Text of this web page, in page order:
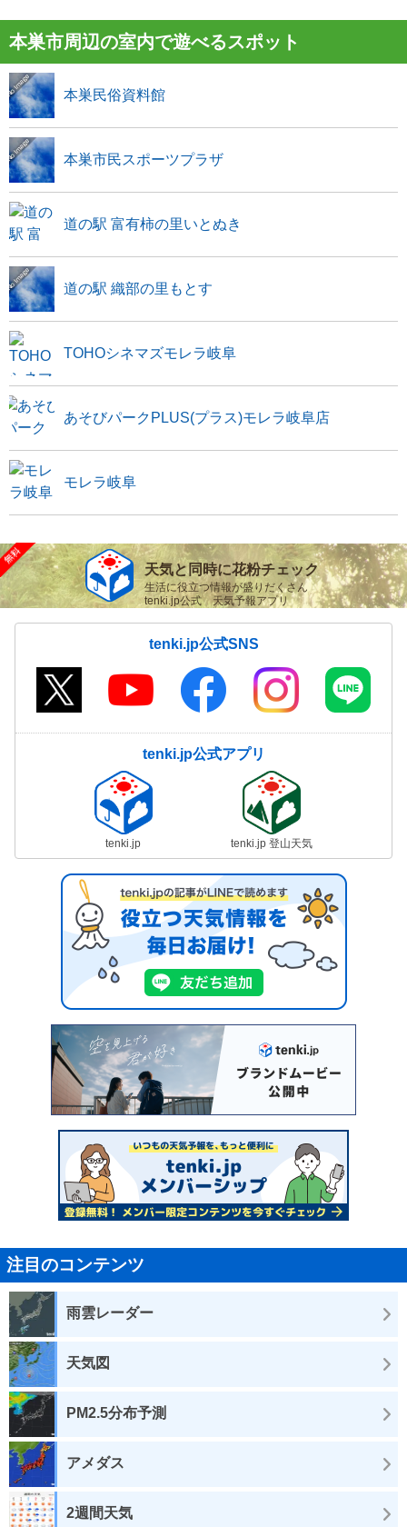
本巣市周辺の室内で遊べるスポット
本巣民俗資料館
本巣市民スポーツプラザ
道の駅 富有柿の里いとぬき
道の駅 織部の里もとす
TOHOシネマズモレラ岐阜
あそびパークPLUS(プラス)モレラ岐阜店
モレラ岐阜
天気と同時に花粉チェック
生活に役立つ情報が盛りだくさん
tenki.jp公式 天気予報アプリ
tenki.jp公式SNS
tenki.jp公式アプリ
tenki.jp tenki.jp 登山天気
注目のコンテンツ
雨雲レーダー
天気図
PM2.5分布予測
アメダス
2週間天気